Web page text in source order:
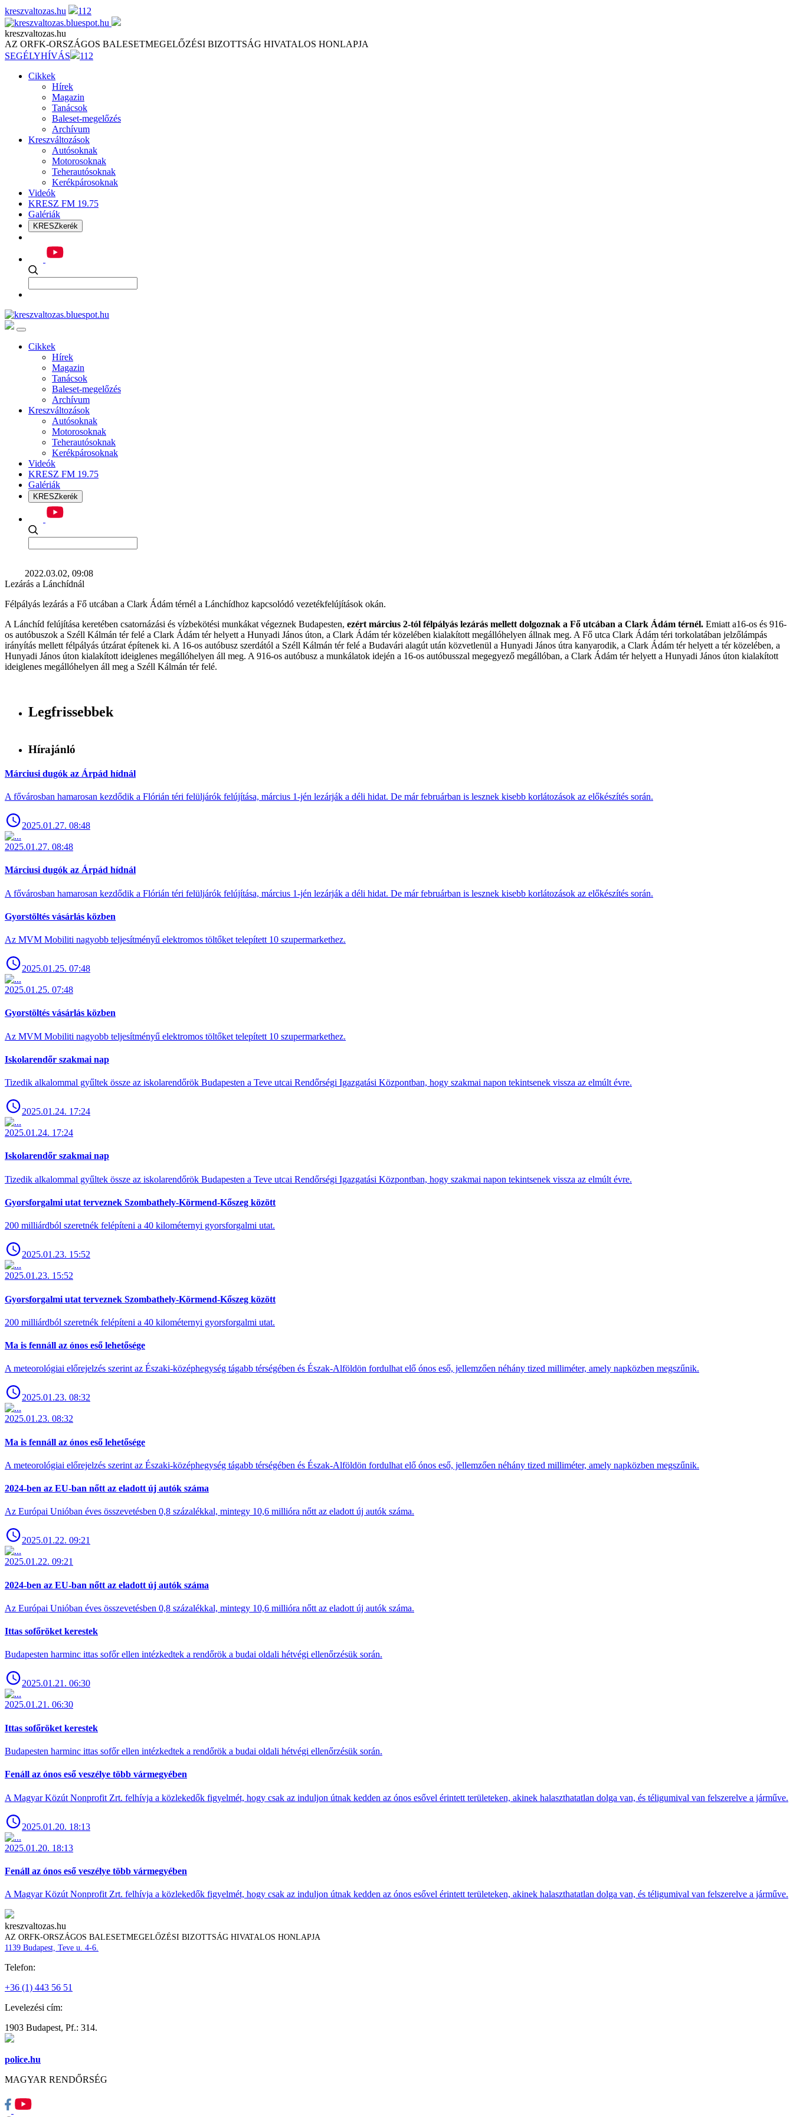
Skip
to
content
kreszvaltozas.hu 112
kreszvaltozas.hu
AZ ORFK-ORSZÁGOS BALESETMEGELŐZÉSI BIZOTTSÁG HIVATALOS HONLAPJA
SEGÉLYHÍVÁS
112
Cikkek
Hírek
Magazin
Tanácsok
Baleset-megelőzés
Archívum
Kreszváltozások
Autósoknak
Motorosoknak
Teherautósoknak
Kerékpárosoknak
Videók
KRESZ FM 19.75
Galériák
KRESZkerék
Cikkek
Hírek
Magazin
Tanácsok
Baleset-megelőzés
Archívum
Kreszváltozások
Autósoknak
Motorosoknak
Teherautósoknak
Kerékpárosoknak
Videók
KRESZ FM 19.75
Galériák
KRESZkerék
2022.03.02, 09:08
Lezárás a Lánchídnál
Félpályás lezárás a Fő utcában a Clark Ádám térnél a Lánchídhoz kapcsolódó vezetékfelújítások okán.
A Lánchíd felújítása keretében csatornázási és vízbekötési munkákat végeznek Budapesten, ezért március 2-tól félpályás lezárás mellett dolgoznak a Fő utcában a Clark Ádám térnél. Emiatt a16-os és 916-
os autóbuszok a Széll Kálmán tér felé a Clark Ádám tér helyett a Hunyadi János úton, a Clark Ádám tér közelében kialakított megállóhelyen állnak meg. A Fő utca Clark Ádám téri torkolatában jelzőlámpás
irányítás mellett félpályás útzárat építenek ki. A 16-os autóbusz szerdától a Széll Kálmán tér felé a Budavári alagút után közvetlenül a Hunyadi János útra kanyarodik, a Clark Ádám tér helyett a tér közelében, a
Hunyadi János úton kialakított ideiglenes megállóhelyen áll meg. A 916-os autóbusz a munkálatok idején a 16-os autóbusszal megegyező megállóban, a Clark Ádám tér helyett a Hunyadi János úton kialakított
ideiglenes megállóhelyen áll meg a Széll Kálmán tér felé.
Legfrissebbek
Hírajánló
Márciusi dugók az Árpád hídnál
A fővárosban hamarosan kezdődik a Flórián téri felüljárók felújítása, március 1-jén lezárják a déli hidat. De már februárban is lesznek kisebb korlátozások az előkészítés során.
2025.01.27. 08:48
2025.01.27. 08:48
Márciusi dugók az Árpád hídnál
A fővárosban hamarosan kezdődik a Flórián téri felüljárók felújítása, március 1-jén lezárják a déli hidat. De már februárban is lesznek kisebb korlátozások az előkészítés során.
Gyorstöltés vásárlás közben
Az MVM Mobiliti nagyobb teljesítményű elektromos töltőket telepített 10 szupermarkethez.
2025.01.25. 07:48
2025.01.25. 07:48
Gyorstöltés vásárlás közben
Az MVM Mobiliti nagyobb teljesítményű elektromos töltőket telepített 10 szupermarkethez.
Iskolarendőr szakmai nap
Tizedik alkalommal gyűltek össze az iskolarendőrök Budapesten a Teve utcai Rendőrségi Igazgatási Központban, hogy szakmai napon tekintsenek vissza az elmúlt évre.
2025.01.24. 17:24
2025.01.24. 17:24
Iskolarendőr szakmai nap
Tizedik alkalommal gyűltek össze az iskolarendőrök Budapesten a Teve utcai Rendőrségi Igazgatási Központban, hogy szakmai napon tekintsenek vissza az elmúlt évre.
Gyorsforgalmi utat terveznek Szombathely-Körmend-Kőszeg között
200 milliárdból szeretnék felépíteni a 40 kilométernyi gyorsforgalmi utat.
2025.01.23. 15:52
2025.01.23. 15:52
Gyorsforgalmi utat terveznek Szombathely-Körmend-Kőszeg között
200 milliárdból szeretnék felépíteni a 40 kilométernyi gyorsforgalmi utat.
Ma is fennáll az ónos eső lehetősége
A meteorológiai előrejelzés szerint az Északi-középhegység tágabb térségében és Észak-Alföldön fordulhat elő ónos eső, jellemzően néhány tized milliméter, amely napközben megszűnik.
2025.01.23. 08:32
2025.01.23. 08:32
Ma is fennáll az ónos eső lehetősége
A meteorológiai előrejelzés szerint az Északi-középhegység tágabb térségében és Észak-Alföldön fordulhat elő ónos eső, jellemzően néhány tized milliméter, amely napközben megszűnik.
2024-ben az EU-ban nőtt az eladott új autók száma
Az Európai Unióban éves összevetésben 0,8 százalékkal, mintegy 10,6 millióra nőtt az eladott új autók száma.
2025.01.22. 09:21
2025.01.22. 09:21
2024-ben az EU-ban nőtt az eladott új autók száma
Az Európai Unióban éves összevetésben 0,8 százalékkal, mintegy 10,6 millióra nőtt az eladott új autók száma.
Ittas sofőröket kerestek
Budapesten harminc ittas sofőr ellen intézkedtek a rendőrök a budai oldali hétvégi ellenőrzésük során.
2025.01.21. 06:30
2025.01.21. 06:30
Ittas sofőröket kerestek
Budapesten harminc ittas sofőr ellen intézkedtek a rendőrök a budai oldali hétvégi ellenőrzésük során.
Fenáll az ónos eső veszélye több vármegyében
A Magyar Közút Nonprofit Zrt. felhívja a közlekedők figyelmét, hogy csak az induljon útnak kedden az ónos esővel érintett területeken, akinek halaszthatatlan dolga van, és téligumival van felszerelve a járműve.
2025.01.20. 18:13
2025.01.20. 18:13
Fenáll az ónos eső veszélye több vármegyében
A Magyar Közút Nonprofit Zrt. felhívja a közlekedők figyelmét, hogy csak az induljon útnak kedden az ónos esővel érintett területeken, akinek halaszthatatlan dolga van, és téligumival van felszerelve a járműve.
kreszvaltozas.hu
AZ ORFK-ORSZÁGOS BALESETMEGELŐZÉSI BIZOTTSÁG HIVATALOS HONLAPJA
1139 Budapest, Teve u. 4-6.
Telefon:
+36 (1) 443 56 51
Levelezési cím:
1903 Budapest, Pf.: 314.
police.hu
MAGYAR RENDŐRSÉG